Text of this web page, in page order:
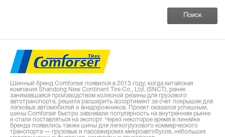
Шинный бренд Comforser появился в 2013 году, когда китайская
компания Shandong New Continent Tire Co., Ltd. (SNCT), ранее
занимавшаяся производством колесной резины для грузового
автотранспорта, решила расширить ассортимент за счет покрышек для
легковых автомобилей и внедорожников. Проект оказался успешным,
шины Comforser быстро завоевали популярность на внутреннем рынке
и стали поставляться на экспорт. Через некоторое время в линейке
бренда появились также шины для легкогрузового коммерческого
транспорта — грузовых и пассажирских микроавтобусов, небольших